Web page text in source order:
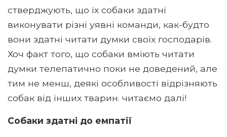
стверджують, що їх собаки здатні
виконувати різні уявні команди, как-будто
вони здатні читати думки своїх господарів.
Хоч факт того, що собаки вміють читати
думки телепатично поки не доведений, але
тим не менш, деякі особливості відрізняють
собак від інших тварин. читаємо далі!
Собаки здатні до емпатії